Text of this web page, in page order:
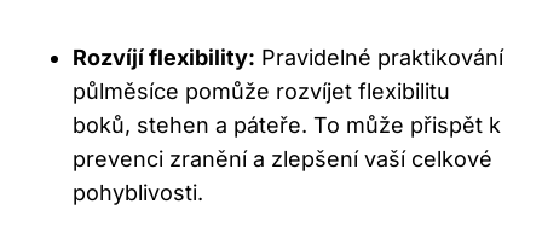
Rozvíjí flexibility: Pravidelné praktikování
půlměsíce pomůže rozvíjet flexibilitu
boků, stehen a páteře. To může přispět k
prevenci zranění a zlepšení vaší celkové
pohyblivosti.